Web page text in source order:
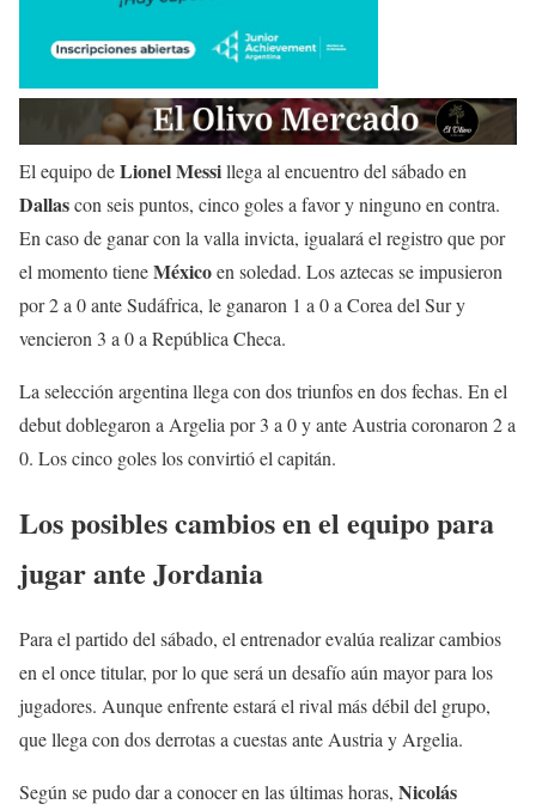
El equipo deLionel Messillega al encuentro del sábado en
Dallascon seis puntos, cinco goles a favor y ninguno en contra.
En caso de ganar con la valla invicta, igualará el registro que por
el momento tieneMéxicoen soledad. Los aztecas se impusieron
por 2 a 0 ante Sudáfrica, le ganaron 1 a 0 a Corea del Sur y
vencieron 3 a 0 a República Checa.
La selección argentina llega con dos triunfos en dos fechas. En el
debut doblegaron a Argelia por 3 a 0 y ante Austria coronaron 2 a
0. Los cinco goles los convirtió el capitán.
Los posibles cambios en el equipo para
jugar ante Jordania
Para el partido del sábado, el entrenador evalúa realizar cambios
en el once titular, por lo que será un desafío aún mayor para los
jugadores. Aunque enfrente estará el rival más débil del grupo,
que llega con dos derrotas a cuestas ante Austria y Argelia.
Según se pudo dar a conocer en las últimas horas, Nicolás